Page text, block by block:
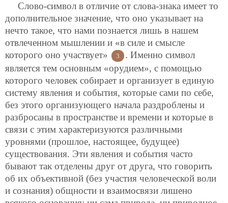
Слово-символ в отличие от слова-знака имеет то
дополнительное значение, что оно указывает на
нечто такое, что нами познается лишь в нашем
отвлеченном мышлении и «в силе и смысле
которого оно участвует»
3
. Именно символ
является тем основным «орудием», с помощью
которого человек собирает и организует в единую
систему явления и события, которые сами по себе,
без этого организующего начала раздроблены и
разбросаны в пространстве и времени и которые в
связи с этим характеризуются различными
уровнями (прошлое, настоящее, будущее)
существования. Эти явления и события часто
бывают так отделены друг от друга, что говорить
об их объективной (без участия человеческой воли
и сознания) общности и взаимосвязи лишено